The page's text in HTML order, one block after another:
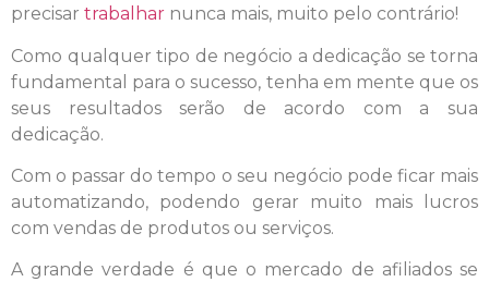
precisar trabalhar nunca mais, muito pelo contrário!
Como qualquer tipo de negócio a dedicação se torna
fundamental para o sucesso, tenha em mente que os
seus resultados serão de acordo com a sua
dedicação.
Com o passar do tempo o seu negócio pode ficar mais
automatizando, podendo gerar muito mais lucros
com vendas de produtos ou serviços.
A grande verdade é que o mercado de afiliados se